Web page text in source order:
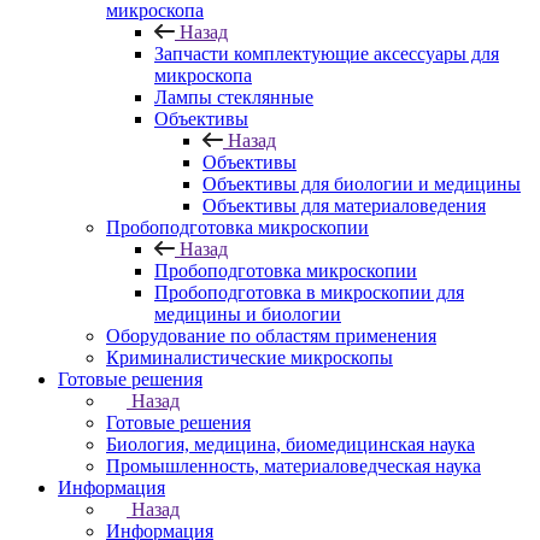
микроскопа
Назад
Запчасти комплектующие аксессуары для
микроскопа
Лампы стеклянные
Объективы
Назад
Объективы
Объективы для биологии и медицины
Объективы для материаловедения
Пробоподготовка микроскопии
Назад
Пробоподготовка микроскопии
Пробоподготовка в микроскопии для
медицины и биологии
Оборудование по областям применения
Криминалистические микроскопы
Готовые решения
Назад
Готовые решения
Биология, медицина, биомедицинская наука
Промышленность, материаловедческая наука
Информация
Назад
Информация